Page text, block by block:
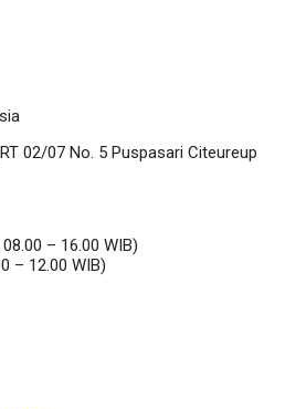
02/07 No. 5 Puspasari Citeureup
– 16.00 WIB)
– 12.00 WIB)